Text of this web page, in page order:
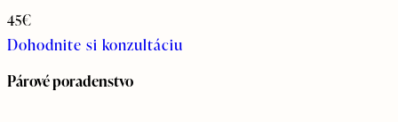
45€
Dohodnite si konzultáciu
Párové poradenstvo